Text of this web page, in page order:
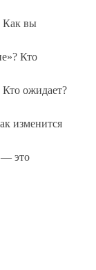
Как вы
Кто
ожидает?
изменится
— это